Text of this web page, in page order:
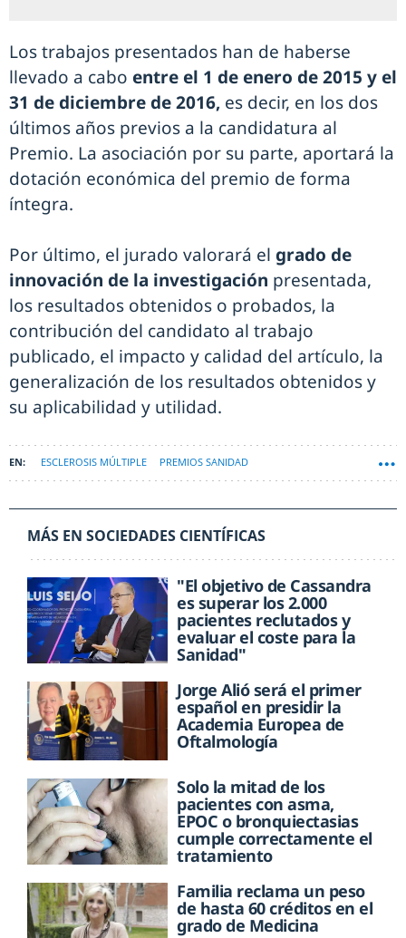
Los trabajos presentados han de haberse
llevado a cabo entre el 1 de enero de 2015 y el
31 de diciembre de 2016, es decir, en los dos
últimos años previos a la candidatura al
Premio. La asociación por su parte, aportará la
dotación económica del premio de forma
íntegra.
Por último, el jurado valorará el grado de
innovación de la investigación presentada,
los resultados obtenidos o probados, la
contribución del candidato al trabajo
publicado, el impacto y calidad del artículo, la
generalización de los resultados obtenidos y
su aplicabilidad y utilidad.
ESCLEROSIS MÚLTIPLE PREMIOS SANIDAD
MÁS EN SOCIEDADES CIENTÍFICAS
"El objetivo de Cassandra
es superar los 2.000
pacientes reclutados y
evaluar el coste para la
Sanidad"
Jorge Alió será el primer
español en presidir la
Academia Europea de
Oftalmología
Solo la mitad de los
pacientes con asma,
EPOC o bronquiectasias
cumple correctamente el
tratamiento
Familia reclama un peso
de hasta 60 créditos en el
grado de Medicina